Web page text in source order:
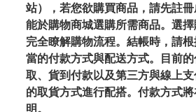
站），若您欲購買商品，請先註
能於購物商城選購所需商品。選
完全瞭解購物流程。結帳時，請
當的付款方式與配送方式。目前
取、貨到付款以及第三方與線上
的取貨方式進行配搭。付款方式
明。